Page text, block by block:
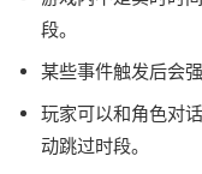
段。
某些事件触发后会
玩家可以和角色对
动跳过时段。